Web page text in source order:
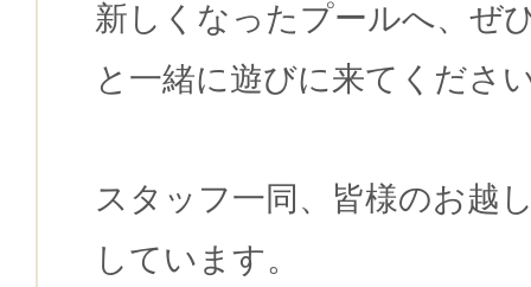
新しくなったプールへ、ぜ
と一緒に遊びに来てくださ
スタッフ一同、皆様のお越
しています。